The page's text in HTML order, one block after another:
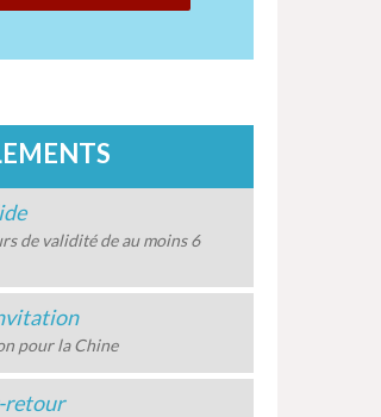
de validité de au moins 6
pour la Chine
retour